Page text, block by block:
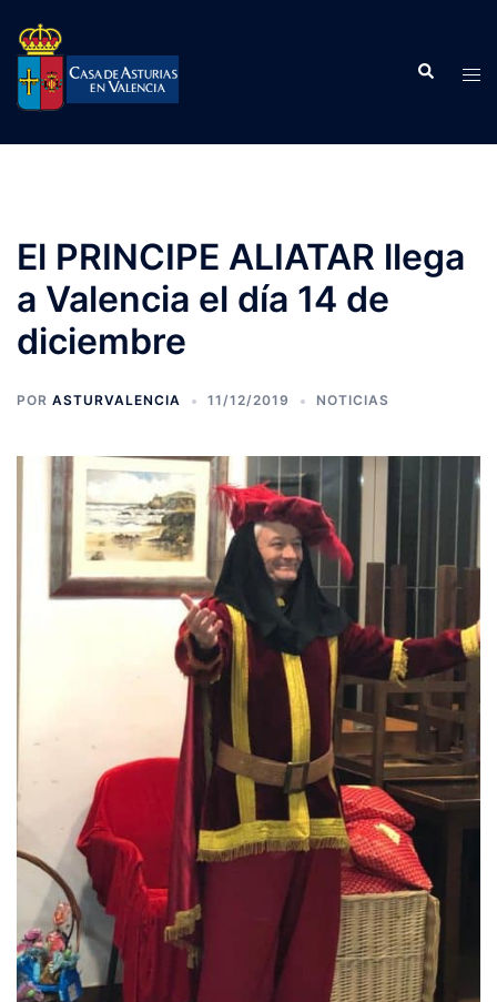
contenido
Buscar
El PRINCIPE ALIATAR llega
a Valencia el día 14 de
diciembre
POR ASTURVALENCIA 11/12/2019 NOTICIAS